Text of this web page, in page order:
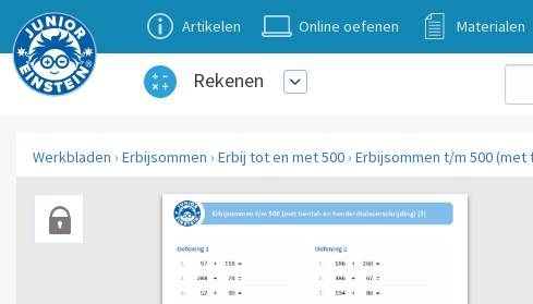
Artikelen Online oefenen Materialen
Rekenen
Werkbladen › Erbijsommen › Erbij tot en met 500 › Erbijsommen t/m 500